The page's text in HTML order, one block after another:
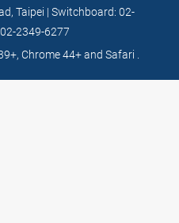
Taipei | Switchboard: 02-
2349-6277​
Chrome 44+ and Safari .​​